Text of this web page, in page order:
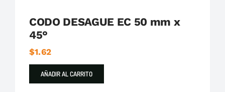
CODO DESAGUE EC 50 mm x
45°
$1.62
AÑADIR AL CARRITO